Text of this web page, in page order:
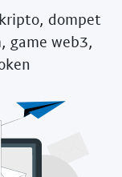
dompet
web3,